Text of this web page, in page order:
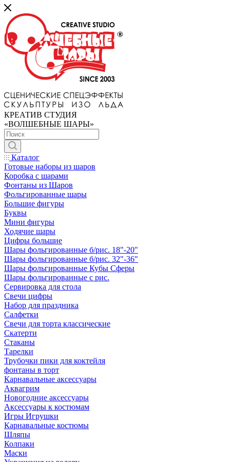
КРЕАТИВ СТУДИЯ
«ВОЛШЕБНЫЕ ШАРЫ»
Каталог
Готовые наборы из шаров
Коробка с шарами
Фонтаны из Шаров
Фольгированные шары
Большие фигуры
Буквы
Мини фигуры
Ходячие шары
Цифры большие
Шары фольгированные б/рис. 18"-20"
Шары фольгированные б/рис. 32"-36"
Шары фольгированные Кубы Сферы
Шары фольгированные с рис.
Сервировка для стола
Свечи цифры
Набор для праздника
Салфетки
Свечи для торта классические
Скатерти
Стаканы
Тарелки
Трубочки пики для коктейля
фонтаны в торт
Карнавальные аксессуары
Аквагрим
Новогодние аксессуары
Аксессуары к костюмам
Игры Игрушки
Карнавальные костюмы
Шляпы
Колпаки
Маски